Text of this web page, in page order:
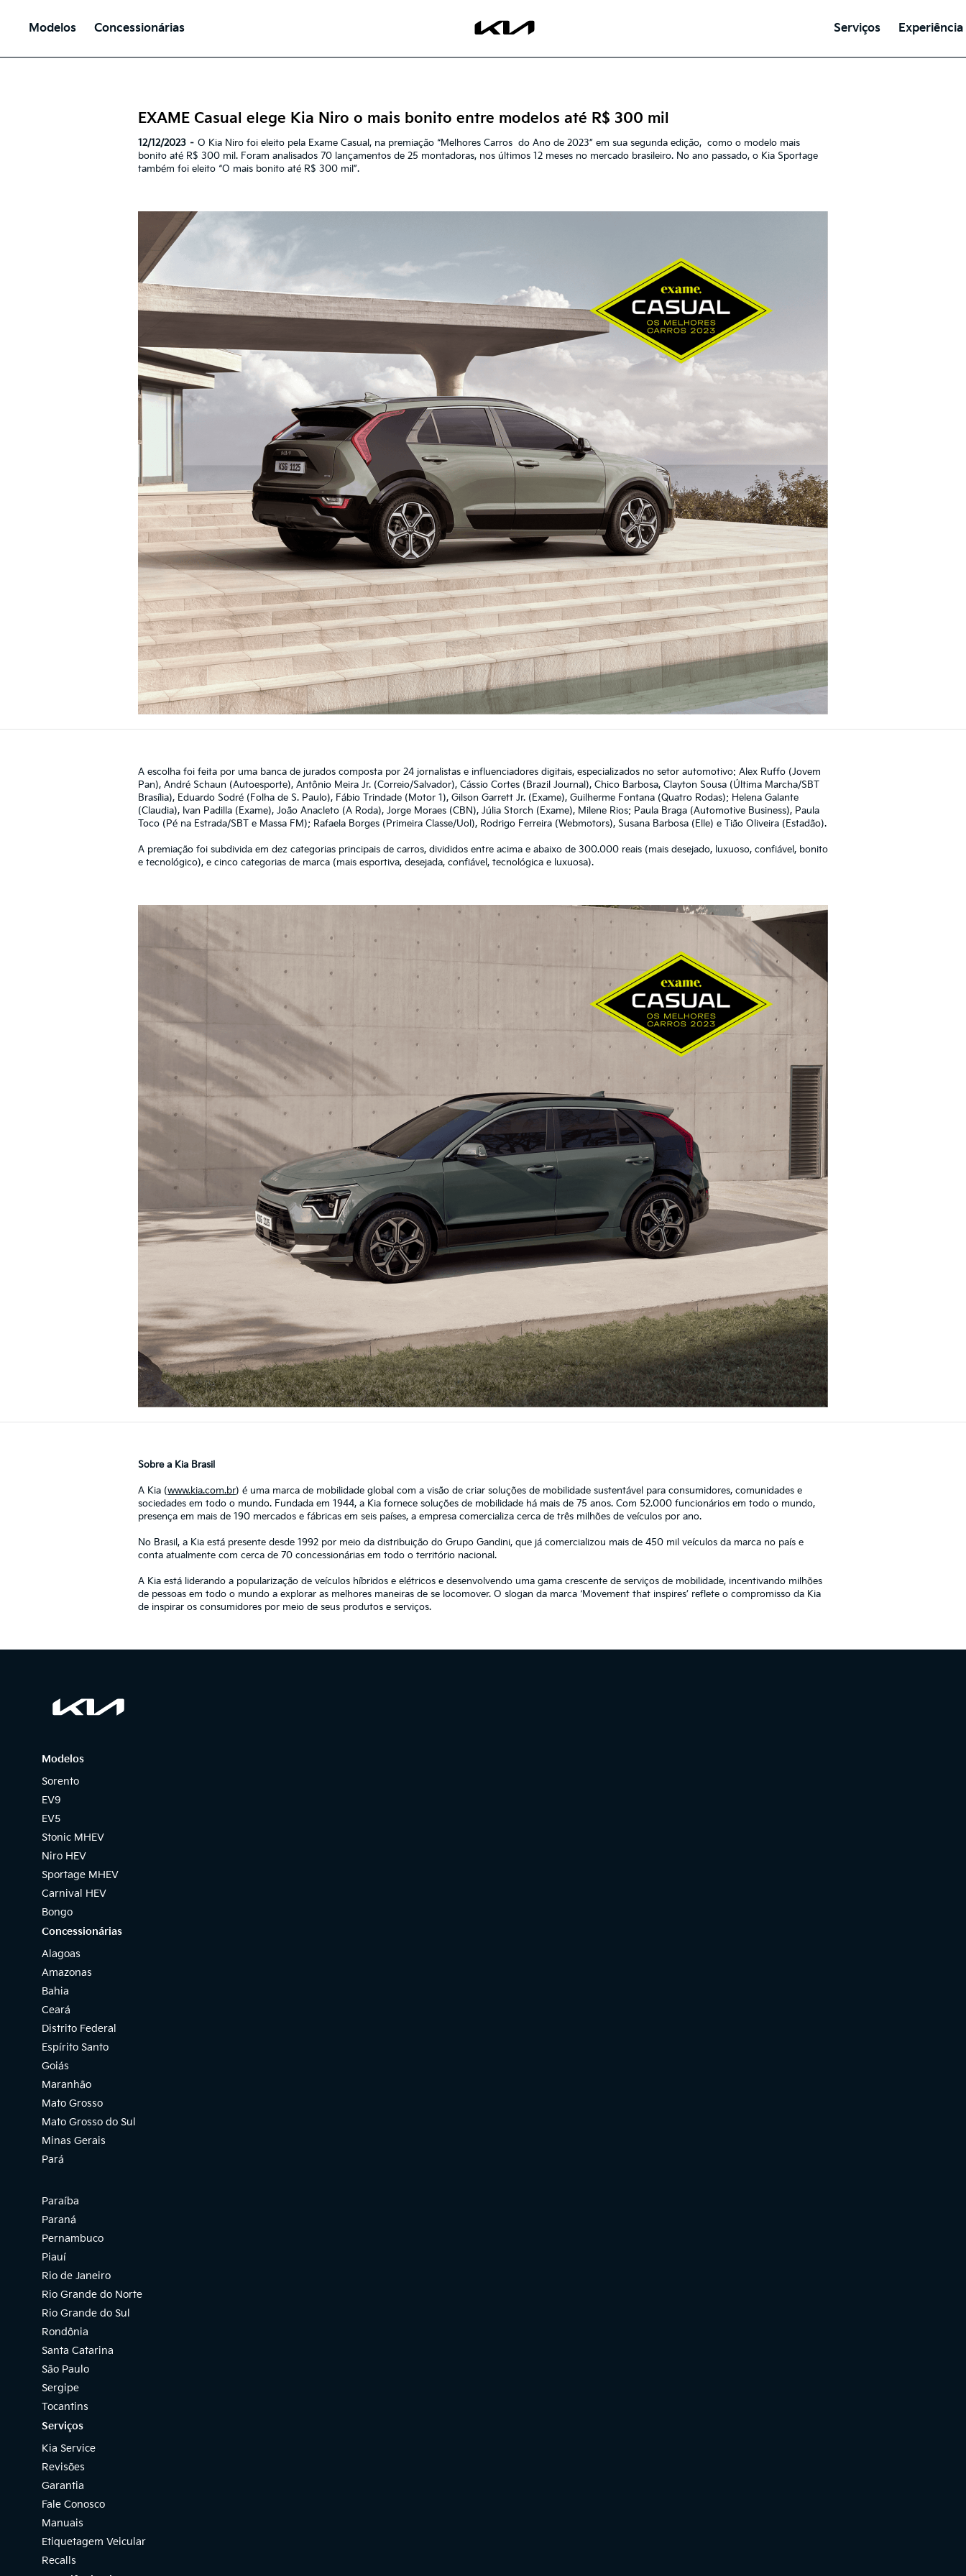
Modelos Concessionárias Serviços Experiência
EXAME Casual elege Kia Niro o mais bonito entre modelos até R$ 300 mil
12/12/2023 – O Kia Niro foi eleito pela Exame Casual, na premiação “Melhores Carros do Ano de 2023” em sua segunda edição, como o modelo mais
bonito até R$ 300 mil. Foram analisados 70 lançamentos de 25 montadoras, nos últimos 12 meses no mercado brasileiro. No ano passado, o Kia Sportage
também foi eleito “O mais bonito até R$ 300 mil”.
A escolha foi feita por uma banca de jurados composta por 24 jornalistas e influenciadores digitais, especializados no setor automotivo: Alex Ruffo (Jovem
Pan), André Schaun (Autoesporte), Antônio Meira Jr. (Correio/Salvador), Cássio Cortes (Brazil Journal), Chico Barbosa, Clayton Sousa (Última Marcha/SBT
Brasília), Eduardo Sodré (Folha de S. Paulo), Fábio Trindade (Motor 1), Gilson Garrett Jr. (Exame), Guilherme Fontana (Quatro Rodas); Helena Galante
(Claudia), Ivan Padilla (Exame), João Anacleto (A Roda), Jorge Moraes (CBN), Júlia Storch (Exame), Milene Rios; Paula Braga (Automotive Business), Paula
Toco (Pé na Estrada/SBT e Massa FM); Rafaela Borges (Primeira Classe/Uol), Rodrigo Ferreira (Webmotors), Susana Barbosa (Elle) e Tião Oliveira (Estadão).
A premiação foi subdivida em dez categorias principais de carros, divididos entre acima e abaixo de 300.000 reais (mais desejado, luxuoso, confiável, bonito
e tecnológico), e cinco categorias de marca (mais esportiva, desejada, confiável, tecnológica e luxuosa).
Sobre a Kia Brasil
A Kia (www.kia.com.br) é uma marca de mobilidade global com a visão de criar soluções de mobilidade sustentável para consumidores, comunidades e
sociedades em todo o mundo. Fundada em 1944, a Kia fornece soluções de mobilidade há mais de 75 anos. Com 52.000 funcionários em todo o mundo,
presença em mais de 190 mercados e fábricas em seis países, a empresa comercializa cerca de três milhões de veículos por ano.
No Brasil, a Kia está presente desde 1992 por meio da distribuição do Grupo Gandini, que já comercializou mais de 450 mil veículos da marca no país e
conta atualmente com cerca de 70 concessionárias em todo o território nacional.
A Kia está liderando a popularização de veículos híbridos e elétricos e desenvolvendo uma gama crescente de serviços de mobilidade, incentivando milhões
de pessoas em todo o mundo a explorar as melhores maneiras de se locomover. O slogan da marca ‘Movement that inspires’ reflete o compromisso da Kia
de inspirar os consumidores por meio de seus produtos e serviços.
Modelos
Sorento
EV9
EV5
Stonic MHEV
Niro HEV
Sportage MHEV
Carnival HEV
Bongo
Concessionárias
Alagoas
Amazonas
Bahia
Ceará
Distrito Federal
Espírito Santo
Goiás
Maranhão
Mato Grosso
Mato Grosso do Sul
Minas Gerais
Pará
Paraíba
Paraná
Pernambuco
Piauí
Rio de Janeiro
Rio Grande do Norte
Rio Grande do Sul
Rondônia
Santa Catarina
São Paulo
Sergipe
Tocantins
Serviços
Kia Service
Revisões
Garantia
Fale Conosco
Manuais
Etiquetagem Veicular
Recalls